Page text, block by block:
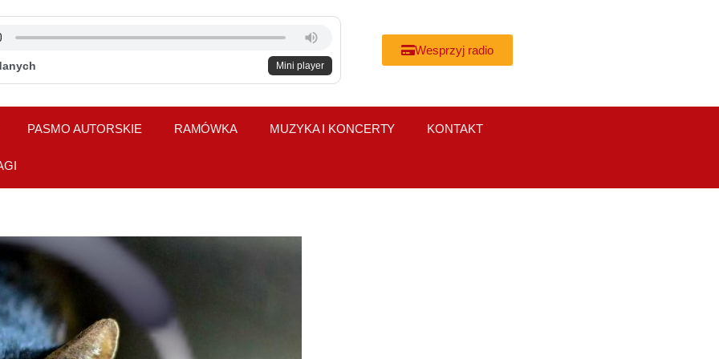
Mini player
Wesprzyj radio
PASMO AUTORSKIE RAMÓWKA MUZYKA I KONCERTY KONTAKT